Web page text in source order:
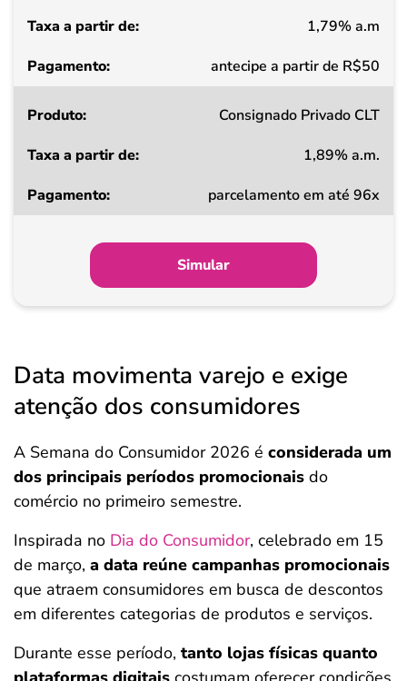
Pagamento
1,79% a.m
antecipe a partir de R$50
Consignado Privado CLT
1,89% a.m.
parcelamento em até 96x
Simular
Data movimenta varejo e exige
atenção dos consumidores
A Semana do Consumidor 2026 é considerada um
dos principais períodos promocionais do
comércio no primeiro semestre.
Inspirada no Dia do Consumidor, celebrado em 15
de março, a data reúne campanhas promocionais
que atraem consumidores em busca de descontos
em diferentes categorias de produtos e serviços.
Durante esse período, tanto lojas físicas quanto